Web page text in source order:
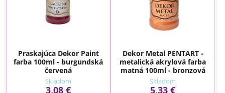
Praskajúca Dekor Paint
farba 100ml - burgundská
červená
Skladom
3,08 €
Dekor Metal PENTART -
metalická akrylová farba
matná 100ml - bronzová
Skladom
5,33 €